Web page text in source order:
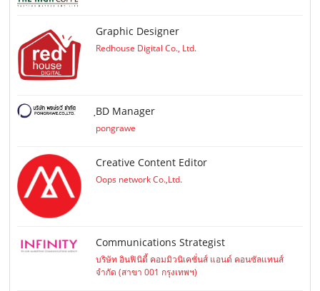
Graphic Designer
Redhouse Digital Co., Ltd.
ฺBD Manager
pongrawe
Creative Content Editor
Oops network Co.,Ltd.
Communications Strategist
บริษัท อินฟินิตี้ คอมมิวนิเคชั่นส์ แอนด์ คอนซัลแทนส์
จำกัด (สาขา 001 กรุงเทพฯ)